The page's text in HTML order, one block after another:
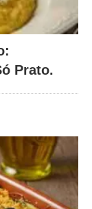
Prato.